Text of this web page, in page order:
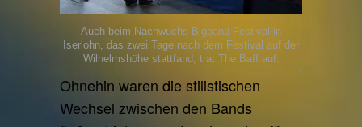
Auch beim Nachwuchs-Bigband-Festival in
Iserlohn, das zwei Tage nach dem Festival auf der
Wilhelmshöhe stattfand, trat The Baff auf.
Ohnehin waren die stilistischen
Wechsel zwischen den Bands